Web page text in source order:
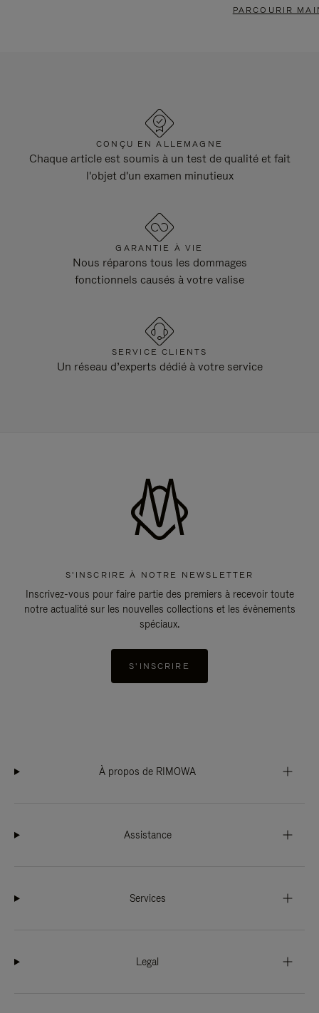
PARCOURIR
CONÇU EN ALLEMAGNE
Chaque article est soumis à un test de qualité et fait
l'objet d'un examen minutieux
GARANTIE À VIE
Nous réparons tous les dommages
fonctionnels causés à votre valise
SERVICE CLIENTS
Un réseau d’experts dédié à votre service
S'INSCRIRE À NOTRE NEWSLETTER
Inscrivez-vous pour faire partie des premiers à recevoir toute
notre actualité sur les nouvelles collections et les évènements
spéciaux.
S'INSCRIRE
À propos de RIMOWA
Assistance
Services
Legal